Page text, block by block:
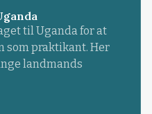
til Uganda for at
som praktikant. Her
landmands